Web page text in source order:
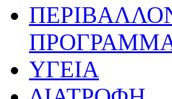
ΥΓΕΙΑ